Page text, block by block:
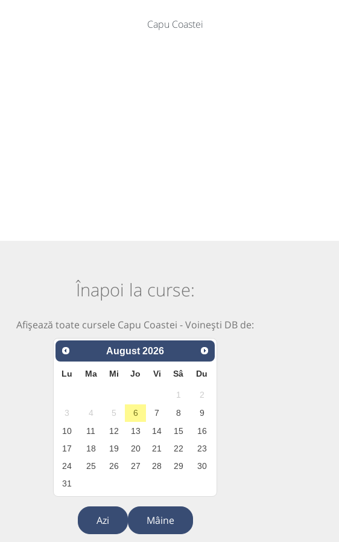
Capu Coastei
Înapoi la curse:
Afișează toate cursele Capu Coastei - Voinești DB de:
August 2026
Lu Ma Mi Jo Vi Sâ Du
1
2
3
4 5 6 7 8
9
10
11 12 13 14 15
16
17
18 19 20 21 22
23
24
25 26 27 28 29
30
31
Azi Mâine